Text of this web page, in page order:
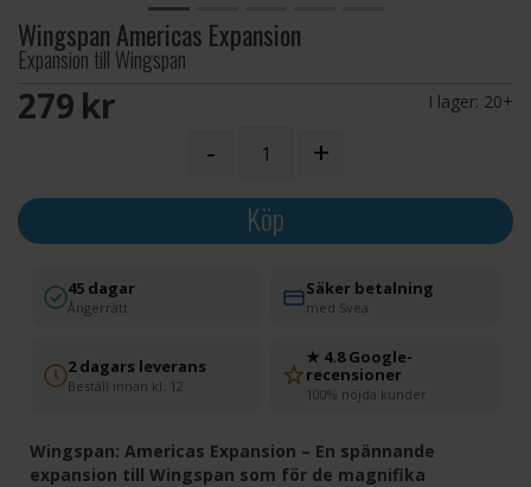
Wingspan Americas Expansion
Expansion till Wingspan
279 SEK I lager: 20+
- +
Köp
45 dagar
Ångerrätt
Säker betalning
med Svea
2 dagars leverans
Beställ innan kl. 12
★ 4.8 Google-
recensioner
100% nöjda kunder
Wingspan: Americas Expansion – En spännande
expansion till Wingspan som för de magnifika